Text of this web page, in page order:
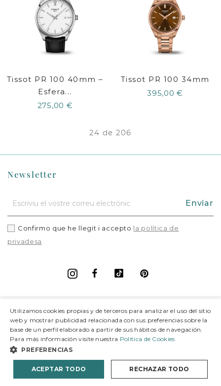
Tissot PR 100 40mm –
Esfera...
275,00 €
Tissot PR 100 34mm
395,00 €
24 de 206
Informació +
Suport
© 2026 Joieria Grau.Tots els drets reservats.
Newsletter
Enviar
Confirmo que he llegit i accepto la política de
privadesa
FacebookVimeo
Instagram
Utilizamos cookies propias y de terceros para analizar el uso del sitio
web y mostrar publicidad relacionada con sus preferencias sobre la
base de un perfil elaborado a partir de sus hábitos de navegación.
Para más información visite nuestra Política de Cookies
PREFERENCIAS
ACEPTAR TODO RECHAZAR TODO